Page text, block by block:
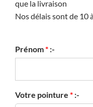
que la livraison
Nos délais sont de 10
Prénom* :-
Votre pointure * :-